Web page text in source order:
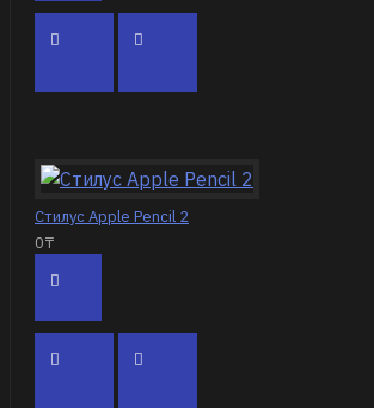
Совместимость с
базе iOS, iPadOS,
Стилус Apple Pencil 2
0₸